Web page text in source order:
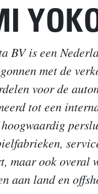
BV is een
met de
voor de
tot een
maar ook overal
aan land en